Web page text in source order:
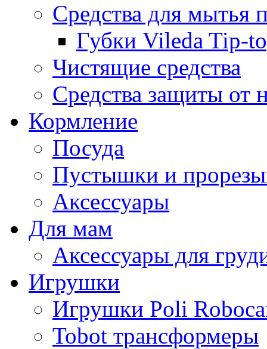
Средства для мытья
Губки Vileda Tip-
Чистящие средства
Средства защиты от
Кормление
Посуда
Пустышки и
Аксессуары
Для мам
Аксессуары для
Игрушки
Игрушки Poli
Tobot трансформеры